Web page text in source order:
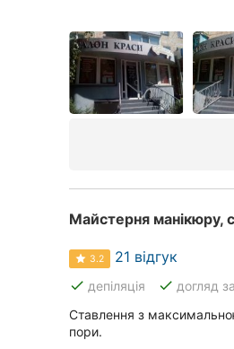
Івано-Франківськ
Луцьк
Майстерня манікюру,
3.2 21 відгук
done депіляція done догляд
Ставлення з
пори.